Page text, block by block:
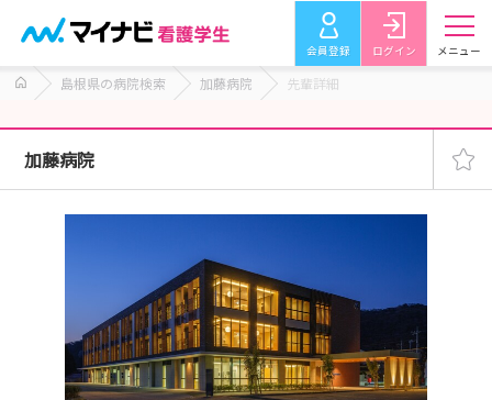
会員登録 ログイン メニュー
島根県の病院検索 加藤病院 先輩詳細
加藤病院